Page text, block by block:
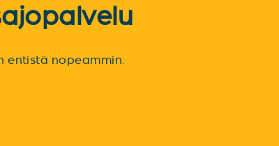
entistä nopeammin.